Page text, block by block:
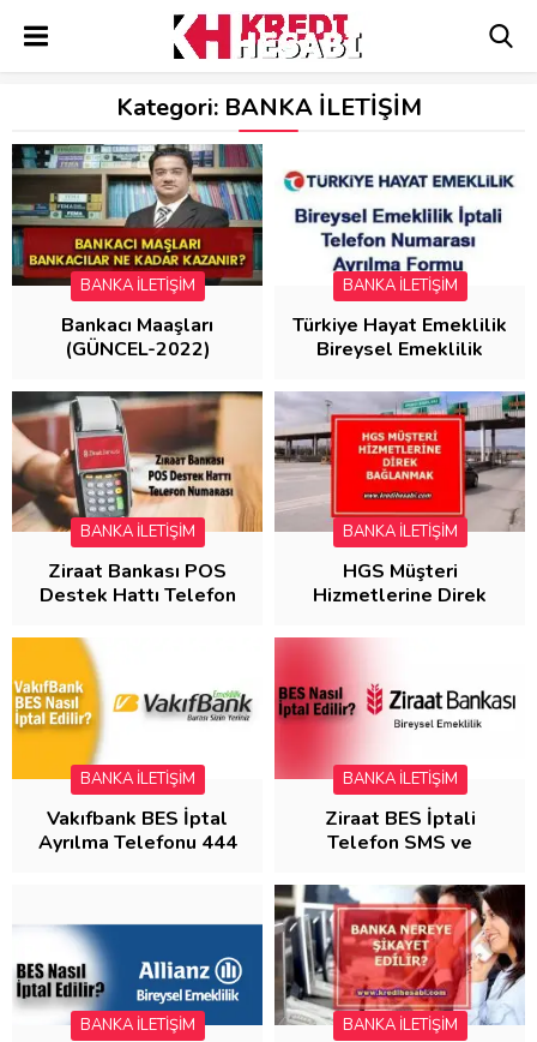
Kategori: BANKA İLETİŞİM
BANKA İLETİŞİM
Bankacı Maaşları
(GÜNCEL-2022)
BANKA İLETİŞİM
Türkiye Hayat Emeklilik
Bireysel Emeklilik
Numarası ve Ayrılma
Formu)
BANKA İLETİŞİM
FAYDALI BİLGİLER
Ziraat Bankası POS
Destek Hattı Telefon
BANKA İLETİŞİM
HGS Müşteri
Hizmetlerine Direk
Telefon Numarası)
BANKA İLETİŞİM
Vakıfbank BES İptal
Ayrılma Telefonu 444
BANKA İLETİŞİM
Ziraat BES İptali
Telefon SMS ve
BANKA İLETİŞİM BANKA İLETİŞİM